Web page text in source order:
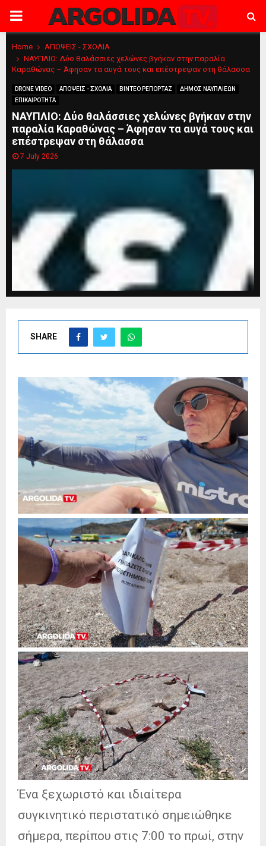
PRIMARY
MENU
Home
ΑΠΟΨΕΙΣ - ΣΧΟΛΙΑ
ΝΑΥΠΛΙΟ: Δύο θαλάσσιες χελώνες βγήκαν στην παραλία
Καραθώνας – Άφησαν τα αυγά τους και επέστρεψαν στη θάλασσα
DRONE VIDEO ΑΠΟΨΕΙΣ - ΣΧΟΛΙΑ ΒΙΝΤΕΟ ΡΕΠΟΡΤΑΖ
ΔΗΜΟΣ ΝΑΥΠΛΙΕΩΝ
ΕΠΙΚΑΙΡΟΤΗΤΑ
ΝΑΥΠΛΙΟ: Δύο θαλάσσιες χελώνες βγήκαν στην
παραλία Καραθώνας – Άφησαν τα αυγά τους και
επέστρεψαν στη θάλασσα
7 July 2026
SHARE
Ένα ξεχωριστό και ιδιαίτερα
συγκινητικό περιστατικό σημειώθηκε
σήμερα, περίπου στις 7:00 το πρωί, στην